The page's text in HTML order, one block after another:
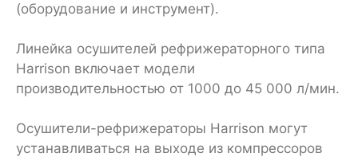
(оборудование и инструмент).
Линейка осушителей рефрижераторного типа
Harrison включает модели
производительностью от 1000 до 45 000 л/мин.
Осушители-рефрижераторы Harrison могут
устанавливаться на выходе из компрессоров